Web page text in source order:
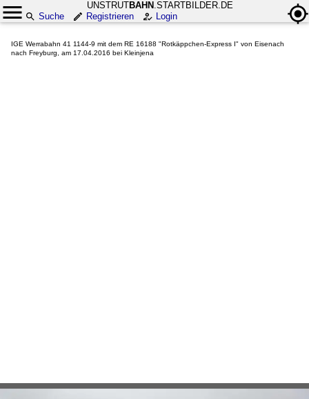
UNSTRUTBAHN .STARTBILDER.DE
Suche
Registrieren Login
IGE Werrabahn 41 1144-9 mit dem RE 16188 "Rotkäppchen-Express I" von Eisenach
nach Freyburg, am 17.04.2016 bei Kleinjena